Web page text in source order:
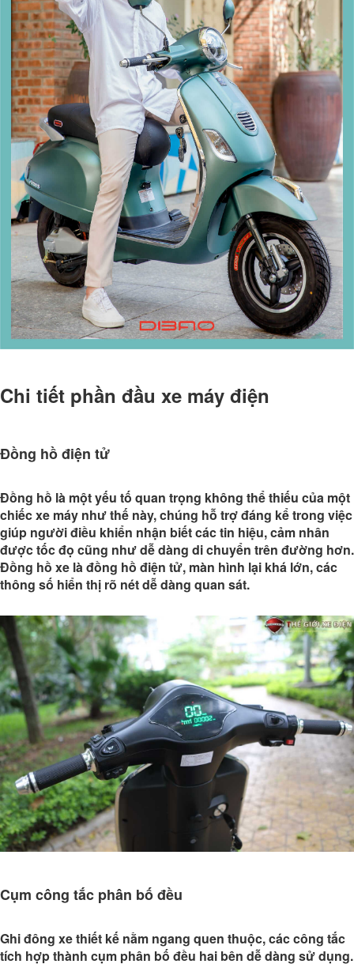
Chi tiết phần đầu xe máy điện
Đồng hồ điện tử
Đồng hồ là một yếu tố quan trọng không thể thiếu của một
chiếc xe máy như thế này, chúng hỗ trợ đáng kể trong việc
giúp người điều khiển nhận biết các tin hiệu, cảm nhân
được tốc đọ cũng như dễ dàng di chuyển trên đường hơn.
Đồng hồ xe là đồng hồ điện tử, màn hình lại khá lớn, các
thông số hiển thị rõ nét dễ dàng quan sát.
Cụm công tắc phân bố đều
Ghi đông xe thiết kế nằm ngang quen thuộc, các công tắc
tích hợp thành cụm phân bố đều hai bên dễ dàng sử dụng.